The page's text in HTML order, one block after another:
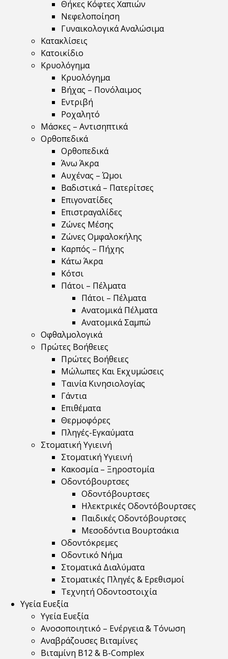
Θήκες Κόφτες Χαπιών
Νεφελοποίηση
Γυναικολογικά Αναλώσιμα
Κατακλίσεις
Κατοικίδιο
Κρυολόγημα
Κρυολόγημα
Βήχας – Πονόλαιμος
Εντριβή
Ροχαλητό
Μάσκες – Αντισηπτικά
Ορθοπεδικά
Ορθοπεδικά
Άνω Άκρα
Αυχένας – Ώμοι
Βαδιστικά – Πατερίτσες
Επιγονατίδες
Επιστραγαλίδες
Ζώνες Μέσης
Ζώνες Ομφαλοκήλης
Καρπός – Πήχης
Κάτω Άκρα
Κότσι
Πάτοι – Πέλματα
Πάτοι – Πέλματα
Ανατομικά Πέλματα
Ανατομικά Σαμπώ
Οφθαλμολογικά
Πρώτες Βοήθειες
Πρώτες Βοήθειες
Μώλωπες Και Εκχυμώσεις
Ταινία Κινησιολογίας
Γάντια
Επιθέματα
Θερμοφόρες
Πληγές-Εγκαύματα
Στοματική Υγιεινή
Στοματική Υγιεινή
Κακοσμία – Ξηροστομία
Οδοντόβουρτσες
Οδοντόβουρτσες
Ηλεκτρικές Οδοντόβουρτσες
Παιδικές Οδοντόβουρτσες
Μεσοδόντια Βουρτσάκια
Οδοντόκρεμες
Οδοντικό Νήμα
Στοματικά Διαλύματα
Στοματικές Πληγές & Ερεθισμοί
Τεχνητή Οδοντοστοιχία
Υγεία Ευεξία
Υγεία Ευεξία
Ανοσοποιητικό – Ενέργεια & Τόνωση
Αναβράζουσες Βιταμίνες
Βιταμίνη B12 & Β-Complex